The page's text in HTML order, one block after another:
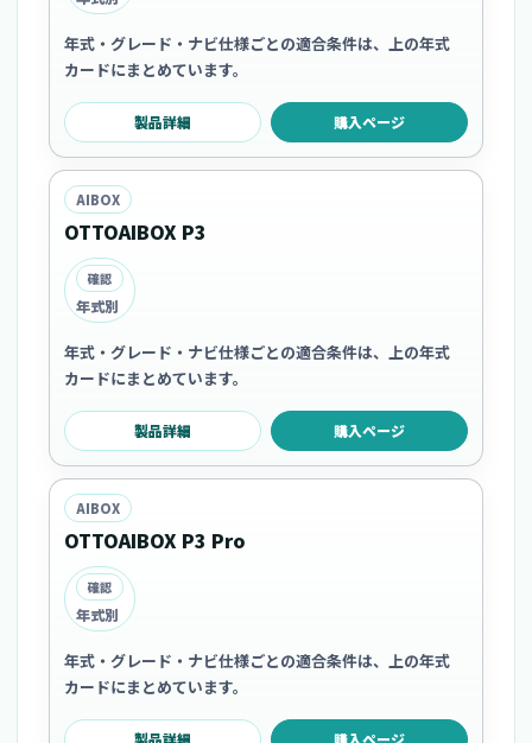
年式・グレード・ナビ仕様ごとの適合条件は、上の年式
カードにまとめています。
製品詳細 購入ページ
AIBOX
OTTOAIBOX P3
確認
年式別
年式・グレード・ナビ仕様ごとの適合条件は、上の年式
カードにまとめています。
製品詳細 購入ページ
AIBOX
OTTOAIBOX P3 Pro
確認
年式別
年式・グレード・ナビ仕様ごとの適合条件は、上の年式
カードにまとめています。
製品詳細 購入ページ